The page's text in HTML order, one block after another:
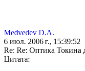
Medvedev D.A.
6 июл. 2006 г., 15:39:52
Re: Re: Оптика Токина
Цитата: